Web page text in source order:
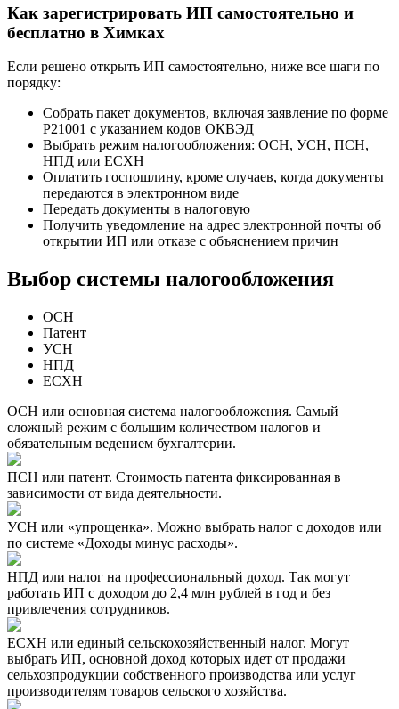
Как зарегистрировать ИП самостоятельно и
бесплатно в Химках
Если решено открыть ИП самостоятельно, ниже все шаги по
порядку:
Собрать пакет документов, включая заявление по форме
Р21001 с указанием кодов ОКВЭД
Выбрать режим налогообложения: ОСН, УСН, ПСН,
НПД или ЕСХН
Оплатить госпошлину, кроме случаев, когда документы
передаются в электронном виде
Передать документы в налоговую
Получить уведомление на адрес электронной почты об
открытии ИП или отказе с объяснением причин
Выбор системы налогообложения
ОСН
Патент
УСН
НПД
ЕСХН
ОСН или основная система налогообложения. Самый
сложный режим с большим количеством налогов и
обязательным ведением бухгалтерии.
ПСН или патент. Стоимость патента фиксированная в
зависимости от вида деятельности.
УСН или «упрощенка». Можно выбрать налог с доходов или
по системе «Доходы минус расходы».
НПД или налог на профессиональный доход. Так могут
работать ИП с доходом до 2,4 млн рублей в год и без
привлечения сотрудников.
ЕСХН или единый сельскохозяйственный налог. Могут
выбрать ИП, основной доход которых идет от продажи
сельхозпродукции собственного производства или услуг
производителям товаров сельского хозяйства.